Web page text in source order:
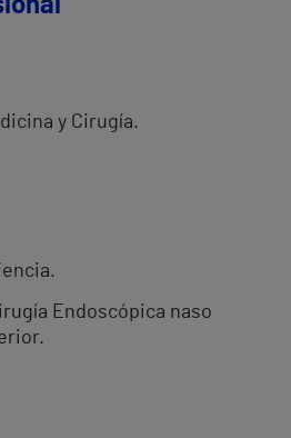
y Cirugía.
Endoscópica naso